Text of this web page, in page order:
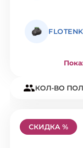
FLOTENK
КОЛ-ВО
СКИДКА %